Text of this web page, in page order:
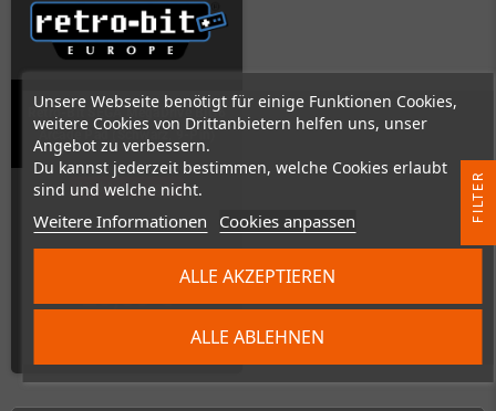
Unsere Webseite benötigt für einige Funktionen Cookies,
weitere Cookies von Drittanbietern helfen uns, unser
Angebot zu verbessern.
Du kannst jederzeit bestimmen, welche Cookies erlaubt
sind und welche nicht.
Weitere Informationen Cookies anpassen
ALLE ABLEHNEN
ALLE AKZEPTIEREN
Retro-Bit SEGA MegaDrive BIG6
Nicht auf Lager
20,00 €
R